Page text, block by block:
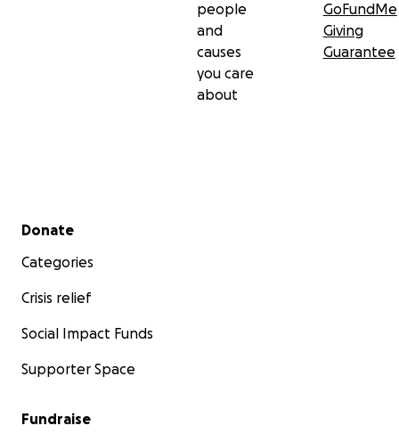
people
and
causes
you care
about
GoFundMe
Giving
Guarantee
Secondary menu
Donate
Categories
Crisis relief
Social Impact Funds
Supporter Space
Fundraise